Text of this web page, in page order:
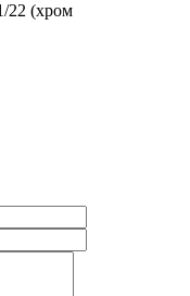
22 (хром